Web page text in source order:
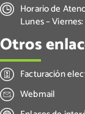
Horario de
Lunes –
Otros
Facturación
Webmail